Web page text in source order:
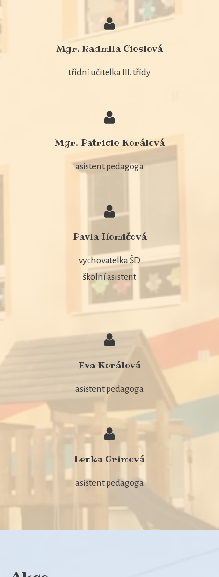
Mgr. Radmila Cieslová
třídní učitelka III. třídy
Mgr. Patricie Korálová
asistent pedagoga
Pavla Homičová
vychovatelka ŠD
školní asistent
Eva Korálová
asistent pedagoga
Lenka Grimová
asistent pedagoga